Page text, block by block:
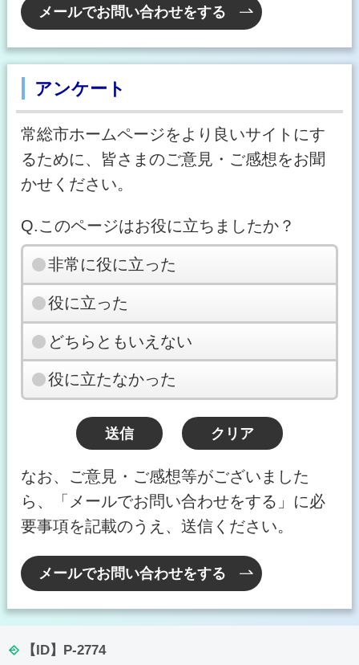
メールでお問い合わせをする
アンケート
常総市ホームページをより良いサイトにす
るために、皆さまのご意見・ご感想をお聞
かせください。
Q.このページはお役に立ちましたか？
非常に役に立った
役に立った
どちらともいえない
役に立たなかった
なお、ご意見・ご感想等がございました
ら、「メールでお問い合わせをする」に必
要事項を記載のうえ、送信ください。
メールでお問い合わせをする
【ID】 P-2774